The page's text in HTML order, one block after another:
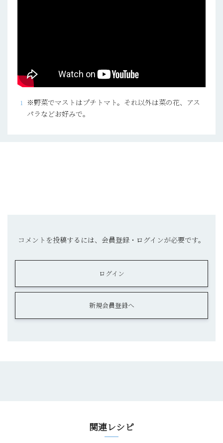
※野菜でマストはプチトマト。それ以外は菜の花、アス
パラなどお好みで。
コメントを投稿するには、会員登録・ログインが必要です。
ログイン
新規会員登録へ
関連レシピ